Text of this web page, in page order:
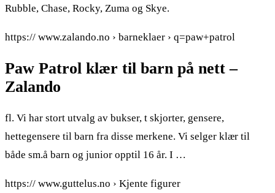
Rubble, Chase, Rocky, Zuma og Skye.
https:// www.zalando.no › barneklaer › q=paw+patrol
Paw Patrol klær til barn på nett –
Zalando
fl. Vi har stort utvalg av bukser, t skjorter, gensere,
hettegensere til barn fra disse merkene. Vi selger klær til
både sm.å barn og junior opptil 16 år. I …
https:// www.guttelus.no › Kjente figurer